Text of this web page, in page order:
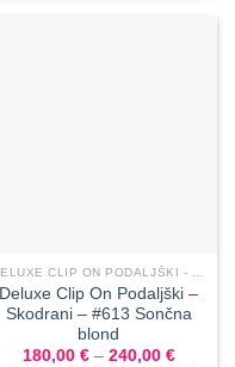
Deluxe Clip On Podaljški –
Skodrani – #613 Sončna
blond
180,00 €– 240,00 €